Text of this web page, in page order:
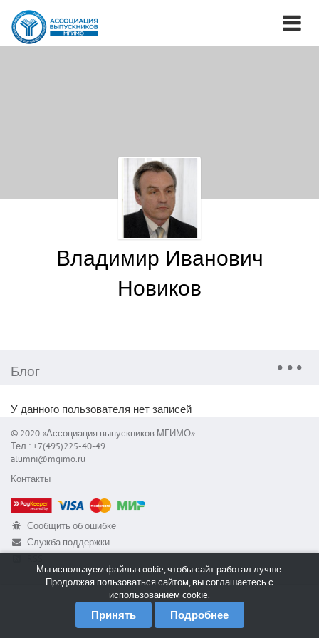
Владимир Иванович
Новиков
Блог
У данного пользователя нет записей
© 2020 «Ассоциация выпускников МГИМО»
Тел.: +7(495)225-40-49
alumni@mgimo.ru
Контакты
Сообщить об ошибке
Служба поддержки
Мы используем файлы cookie, чтобы сайт работал лучше.
Продолжая пользоваться сайтом, вы соглашаетесь с
использованием cookie.
Принять Подробнее